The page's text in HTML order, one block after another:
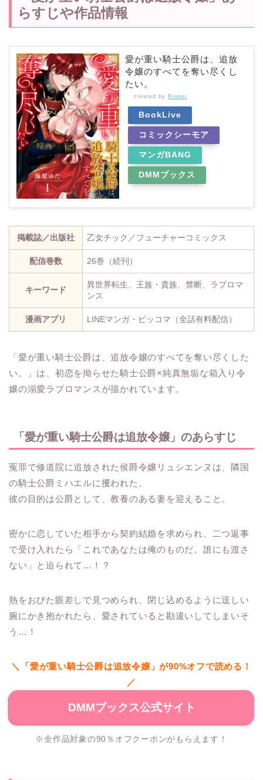
らすじや作品情報
愛が重い騎士公爵は、追放
令嬢のすべてを奪い尽くし
たい。
created by Rinker
BookLive
コミックシーモア
マンガBANG
DMMブックス
掲載誌／出版社 乙女チック／フューチャーコミックス
配信巻数 26巻（続刊）
キーワード
異世界転生、王族・貴族、禁断、ラブロマ
ンス
漫画アプリ LINEマンガ・ピッコマ（全話有料配信）
「愛が重い騎士公爵は、追放令嬢のすべてを奪い尽くした
い。」は、初恋を拗らせた騎士公爵×純真無垢な箱入り令
嬢の溺愛ラブロマンスが描かれています。
「愛が重い騎士公爵は追放令嬢」のあらすじ
冤罪で修道院に追放された侯爵令嬢リュシエンヌは、隣国
の騎士公爵ミハエルに攫われた。
彼の目的は公爵として、教養のある妻を迎えること。
密かに恋していた相手から契約結婚を求められ、二つ返事
で受け入れたら「これであなたは俺のものだ。誰にも渡さ
ない」と迫られて…！？
熱をおびた眼差しで見つめられ、閉じ込めるように逞しい
腕にかき抱かれたら、愛されていると勘違いしてしまいそ
う…！
＼「愛が重い騎士公爵は追放令嬢」が90%オフで読める！
／
DMMブックス公式サイト
※全作品対象の90％オフクーポンがもらえます！